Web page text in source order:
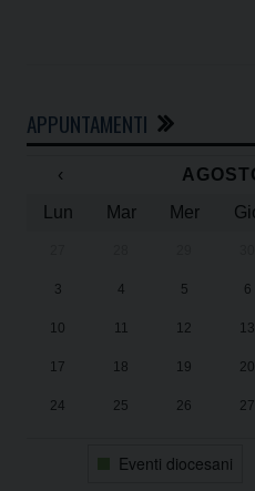
APPUNTAMENTI
‹
Lun
Mar Mer
3 4 5 6
10 11 12 13
17 18 19 20
24 25 26 27
Eventi diocesani